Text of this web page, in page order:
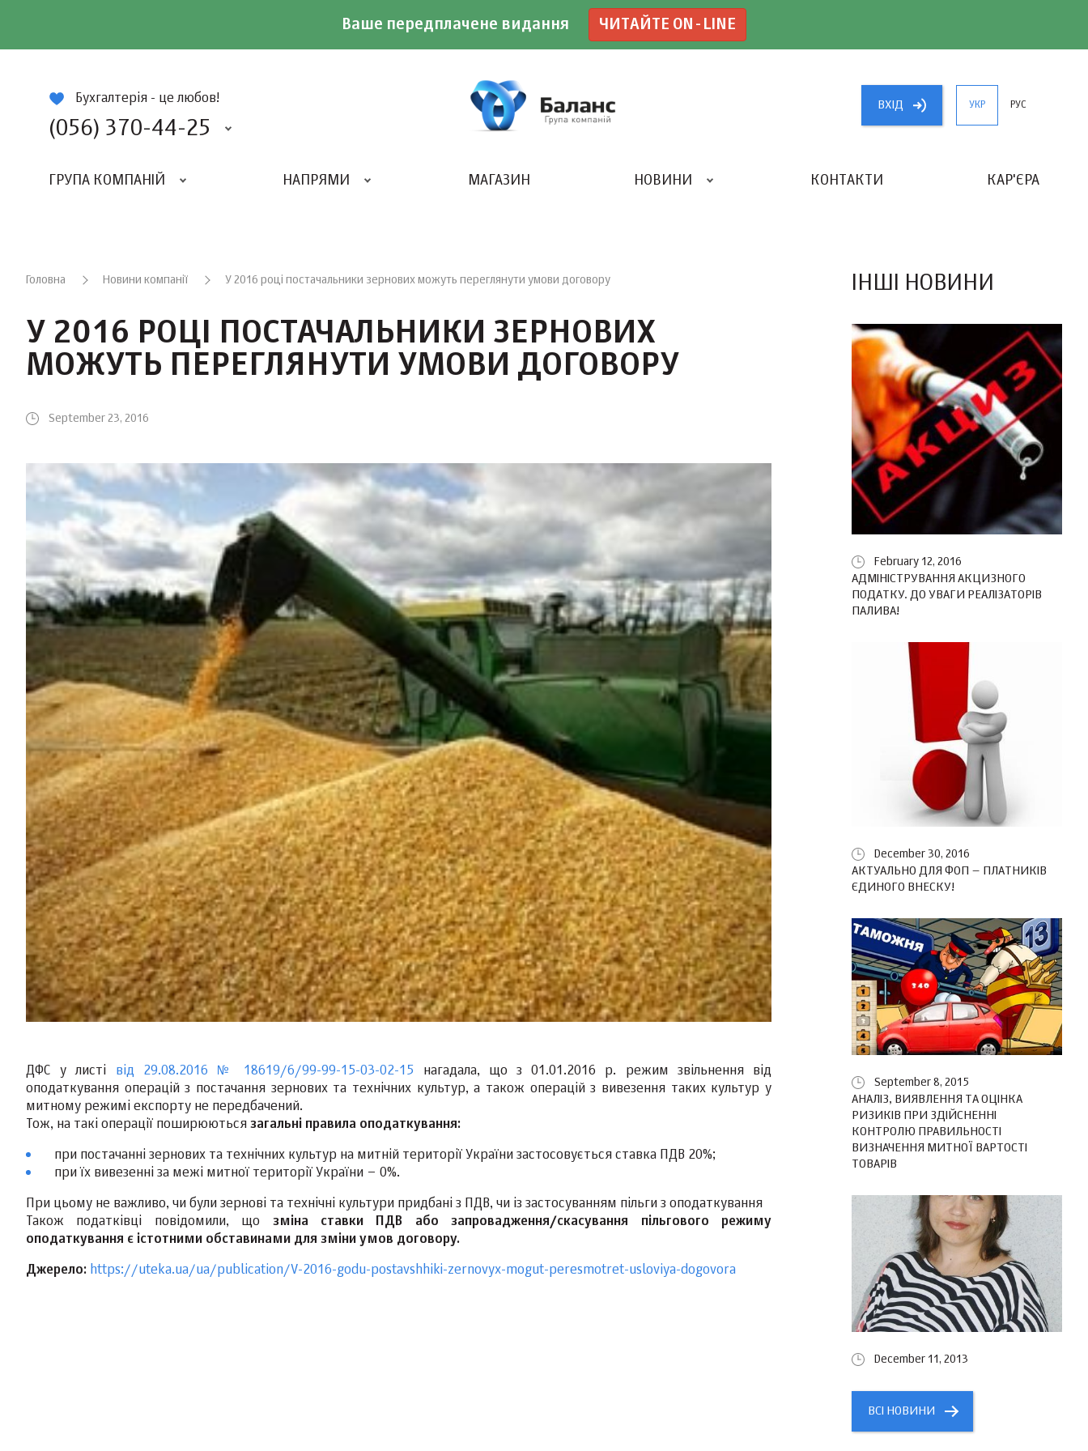
Ваше передплачене видання ЧИТАЙТЕ ON-LINE
Бухгалтерія - це любов!
(056) 370-44-25
ВХIД УКР РУС
ГРУПА КОМПАНІЙ НАПРЯМИ МАГАЗИН НОВИНИ КОНТАКТИ КАР'ЄРА
Головна Новини компанії У 2016 році постачальники зернових можуть переглянути умови договору
У 2016 РОЦІ ПОСТАЧАЛЬНИКИ ЗЕРНОВИХ
МОЖУТЬ ПЕРЕГЛЯНУТИ УМОВИ ДОГОВОРУ
September 23, 2016
ДФС у листі від 29.08.2016 № 18619/6/99-99-15-03-02-15 нагадала, що з 01.01.2016 р. режим звільнення від
оподаткування операцій з постачання зернових та технічних культур, а також операцій з вивезення таких культур у
митному режимі експорту не передбачений.
Тож, на такі операції поширюються загальні правила оподаткування:
при постачанні зернових та технічних культур на митній території України застосовується ставка ПДВ 20%;
при їх вивезенні за межі митної території України – 0%.
При цьому не важливо, чи були зернові та технічні культури придбані з ПДВ, чи із застосуванням пільги з оподаткування
Також податківці повідомили, що зміна ставки ПДВ або запровадження/скасування пільгового режиму
оподаткування є істотними обставинами для зміни умов договору.
Джерело: https://uteka.ua/ua/publication/V-2016-godu-postavshhiki-zernovyx-mogut-peresmotret-usloviya-dogovora
ІНШІ НОВИНИ
February 12, 2016
АДМІНІСТРУВАННЯ АКЦИЗНОГО
ПОДАТКУ. ДО УВАГИ РЕАЛІЗАТОРІВ
ПАЛИВА!
December 30, 2016
АКТУАЛЬНО ДЛЯ ФОП – ПЛАТНИКІВ
ЄДИНОГО ВНЕСКУ!
September 8, 2015
АНАЛІЗ, ВИЯВЛЕННЯ ТА ОЦІНКА
РИЗИКІВ ПРИ ЗДІЙСНЕННІ
КОНТРОЛЮ ПРАВИЛЬНОСТІ
ВИЗНАЧЕННЯ МИТНОЇ ВАРТОСТІ
ТОВАРІВ
December 11, 2013
ВСІ НОВИНИ